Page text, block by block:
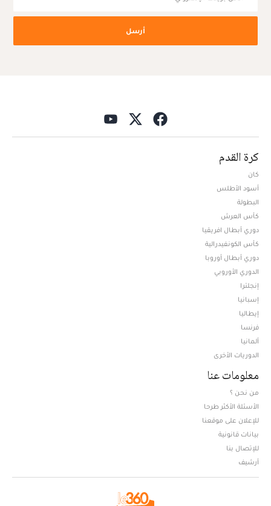
أرسل
كرة القدم
كان
أسود الأطلس
البطولة
كأس العرش
دوري أبطال افريقيا
كأس الكونفيدرالية
دوري أبطال أوروبا
الدوري الأوروبي
إنجلترا
إسبانيا
إيطاليا
فرنسا
ألمانيا
الدوريات الأخرى
معلومات عنا
من نحن ؟
الأسئلة الأكثر طرحا
للإعلان على موقعنا
بيانات قانونية
للإتصال بنا
أرشيف